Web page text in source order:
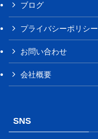
ブログ
プライバシーポリシー
お問い合わせ
会社概要
SNS